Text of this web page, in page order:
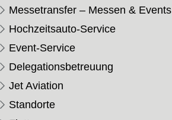
Messetransfer – Messen & Events
Hochzeitsauto-Service
Event-Service
Delegationsbetreuung
Jet Aviation
Standorte